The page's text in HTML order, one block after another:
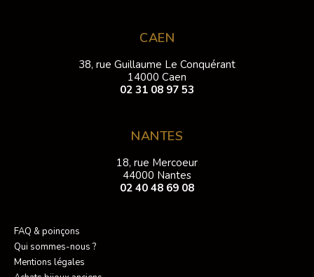
CAEN
38, rue Guillaume Le Conquérant
14000 Caen
02 31 08 97 53
NANTES
18, rue Mercoeur
44000 Nantes
02 40 48 69 08
FAQ & poinçons
Qui sommes-nous ?
Mentions légales